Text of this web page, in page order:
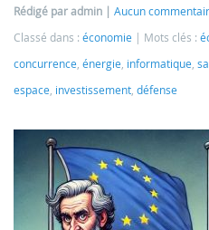
Rédigé par admin
Aucun
Classé dans : économie Mots clés :
concurrence, énergie, informatique,
espace, investissement, défense